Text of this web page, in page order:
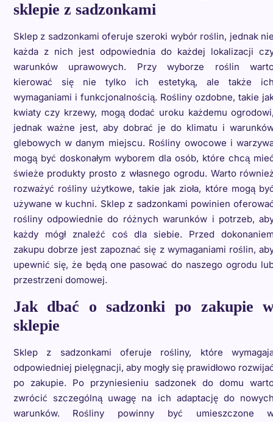
sklepie z sadzonkami
Sklep z sadzonkami oferuje szeroki wybór roślin, jednak
każda z nich jest odpowiednia do każdej lokalizacji
warunków uprawowych. Przy wyborze roślin
kierować się nie tylko ich estetyką, ale także
wymaganiami i funkcjonalnością. Rośliny ozdobne, takie
kwiaty czy krzewy, mogą dodać uroku każdemu
jednak ważne jest, aby dobrać je do klimatu i
glebowych w danym miejscu. Rośliny owocowe i
mogą być doskonałym wyborem dla osób, które chcą
świeże produkty prosto z własnego ogrodu. Warto
rozważyć rośliny użytkowe, takie jak zioła, które mogą
używane w kuchni. Sklep z sadzonkami powinien
rośliny odpowiednie do różnych warunków i potrzeb,
każdy mógł znaleźć coś dla siebie. Przed
zakupu dobrze jest zapoznać się z wymaganiami roślin,
upewnić się, że będą one pasować do naszego ogrodu
przestrzeni domowej.
Jak dbać o sadzonki po zakupie
sklepie
Sklep z sadzonkami oferuje rośliny, które
odpowiedniej pielęgnacji, aby mogły się prawidłowo
po zakupie. Po przyniesieniu sadzonek do domu
zwrócić szczególną uwagę na ich adaptację do
warunków. Rośliny powinny być umieszczone